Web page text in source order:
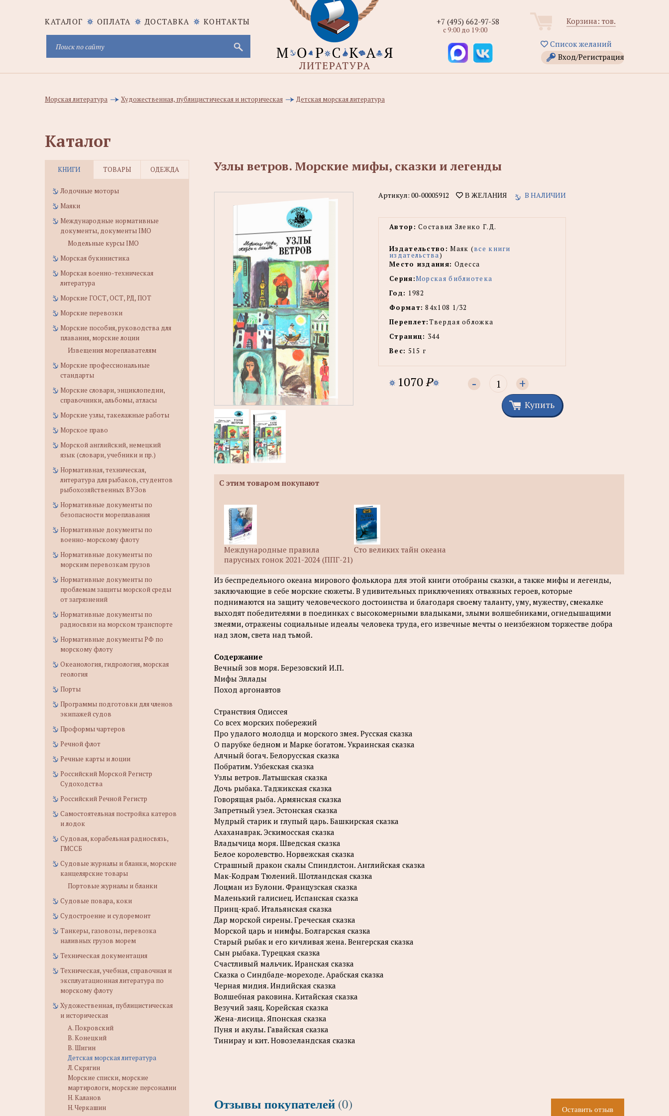
КАТАЛОГ ОПЛАТА ДОСТАВКА КОНТАКТЫ Корзина: тов.
Список желаний
Вход/Регистрация
+7 (495) 662-97-58
с 9:00 до 19:00
Морская литература Художественная, публицистическая и историческая Детская морская литература
Каталог
КНИГИ ТОВАРЫ ОДЕЖДА
Лодочные моторы
Маяки
Международные нормативные
документы, документы IMO
Модельные курсы IMO
Морская букинистика
Морская военно-техническая
литература
Морские ГОСТ, ОСТ, РД, ПОТ
Морские перевозки
Морские пособия, руководства для
плавания, морские лоции
Извещения мореплавателям
Морские профессиональные
стандарты
Морские словари, энциклопедии,
справочники, альбомы, атласы
Морские узлы, такелажные работы
Морское право
Морской английский, немецкий
язык (словари, учебники и пр.)
Нормативная, техническая,
литература для рыбаков, студентов
рыбохозяйственных ВУЗов
Нормативные документы по
безопасности мореплавания
Нормативные документы по
военно-морскому флоту
Нормативные документы по
морским перевозкам грузов
Нормативные документы по
проблемам защиты морской среды
от загрязнений
Нормативные документы по
радиосвязи на морском транспорте
Нормативные документы РФ по
морскому флоту
Океанология, гидрология, морская
геология
Порты
Программы подготовки для членов
экипажей судов
Проформы чартеров
Речной флот
Речные карты и лоции
Российский Морской Регистр
Судоходства
Российский Речной Регистр
Самостоятельная постройка катеров
и лодок
Судовая, корабельная радиосвязь,
ГМССБ
Судовые журналы и бланки, морские
канцелярские товары
Портовые журналы и бланки
Судовые повара, коки
Судостроение и судоремонт
Танкеры, газовозы, перевозка
наливных грузов морем
Техническая документация
Техническая, учебная, справочная и
эксплуатационная литература по
морскому флоту
Художественная, публицистическая
и историческая
А. Покровский
В. Конецкий
В. Шигин
Детская морская литература
Л. Скрягин
Морские списки, морские
мартирологи, морские персоналии
Н. Каланов
Н. Черкашин
Узлы ветров. Морские мифы, сказки и легенды
Артикул: 00-00005912 В ЖЕЛАНИЯ В НАЛИЧИИ
Автор: Составил Зленко Г.Д.
Издательство: Маяк (все книги
издательства)
Место издания: Одесса
Серия:Морская библиотека
Год: 1982
Формат: 84х108 1/32
Переплет:Твердая обложка
Страниц: 344
Вес: 515 г
1070P - +
Купить
С этим товаром покупают
Международные правила
парусных гонок 2021-2024 (ППГ-21)
Сто великих тайн океана
Из беспредельного океана мирового фольклора для этой книги отобраны сказки, а также мифы и легенды,
заключающие в себе морские сюжеты. В удивительных приключениях отважных героев, которые
поднимаются на защиту человеческого достоинства и благодаря своему таланту, уму, мужеству, смекалке
выходят победителями в поединках с высокомерными владыками, злыми волшебниками, огнедышащими
змеями, отражены социальные идеалы человека труда, его извечные мечты о неизбежном торжестве добра
над злом, света над тьмой.
Содержание
Вечный зов моря. Березовский И.П.
Мифы Эллады
Поход аргонавтов
Странствия Одиссея
Со всех морских побережий
Про удалого молодца и морского змея. Русская сказка
О парубке бедном и Марке богатом. Украинская сказка
Алчный богач. Белорусская сказка
Побратим. Узбекская сказка
Узлы ветров. Латышская сказка
Дочь рыбака. Таджикская сказка
Говорящая рыба. Армянская сказка
Запретный узел. Эстонская сказка
Мудрый старик и глупый царь. Башкирская сказка
Ахаханаврак. Эскимосская сказка
Владычица моря. Шведская сказка
Белое королевство. Норвежская сказка
Страшный дракон скалы Спиндлстон. Английская сказка
Мак-Кодрам Тюлений. Шотландская сказка
Лоцман из Булони. Французская сказка
Маленький галисиец. Испанская сказка
Принц-краб. Итальянская сказка
Дар морской сирены. Греческая сказка
Морской царь и нимфы. Болгарская сказка
Старый рыбак и его кичливая жена. Венгерская сказка
Сын рыбака. Турецкая сказка
Счастливый мальчик. Иранская сказка
Сказка о Синдбаде-мореходе. Арабская сказка
Черная мидия. Индийская сказка
Волшебная раковина. Китайская сказка
Везучий заяц. Корейская сказка
Жена-лисица. Японская сказка
Пуня и акулы. Гавайская сказка
Тинирау и кит. Новозеландская сказка
Отзывы покупателей (0) Оставить отзыв